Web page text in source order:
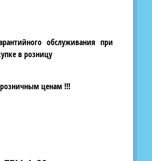
обслуживания при
в розницу
ценам !!!